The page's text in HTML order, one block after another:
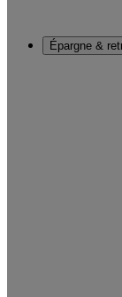
Épargne &